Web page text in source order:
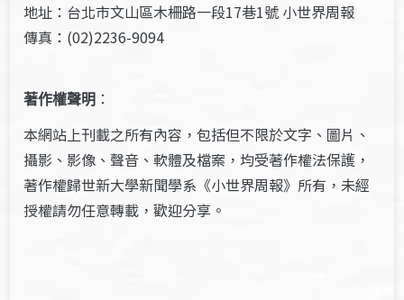
地址：台北市文山區木柵路一段17巷1號 小世界周報
傳真：(02)2236-9094
著作權聲明 ：
本網站上刊載之所有內容，包括但不限於文字、圖片、
攝影、影像、聲音、軟體及檔案，均受著作權法保護，
著作權歸世新大學新聞學系《小世界周報》所有，未經
授權請勿任意轉載，歡迎分享。